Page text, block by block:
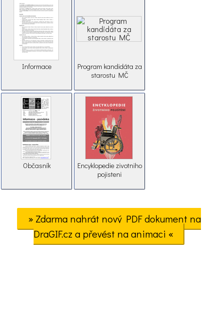
Informace
Program kandidáta za
starostu MČ
Občasník
Encyklopedie zivotniho
pojisteni
» Zdarma nahrát nový PDF dokument na
DraGIF.cz a převést na animaci «